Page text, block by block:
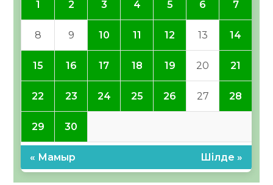
1 2 3 4 5 6 7
8 9 10 11 12 13 14
15 16 17 18 19 20 21
22 23 24 25 26 27 28
29 30
« Мамыр Шілде »